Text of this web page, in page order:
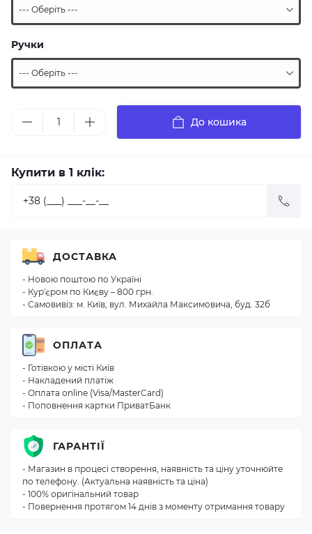
Ручки
До кошика
Купити в 1 клік:
ДОСТАВКА
- Новою поштою по Україні
- Кур'єром по Києву – 800 грн.
- Самовивіз: м. Київ, вул. Михайла Максимовича, буд. 32б
ОПЛАТА
- Готівкою у місті Київ
- Накладений платіж
- Оплата online (Visa/MasterCard)
- Поповнення картки ПриватБанк
ГАРАНТІЇ
- Магазин в процесі створення, наявність та ціну уточнюйте
по телефону. (Актуальна наявність та ціна)
- 100% оригінальний товар
- Повернення протягом 14 днів з моменту отримання товару